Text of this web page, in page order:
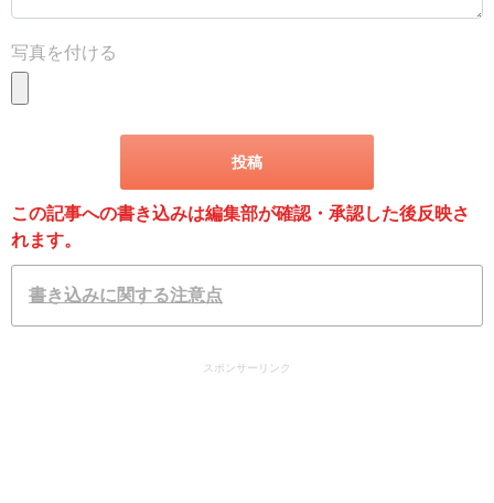
写真を付ける
この記事への書き込みは編集部が確認・承認した後反映さ
れます。
書き込みに関する注意点
スポンサーリンク